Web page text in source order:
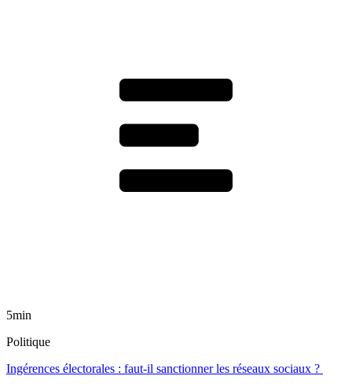
5min
Politique
Ingérences électorales : faut-il sanctionner les réseaux sociaux ?